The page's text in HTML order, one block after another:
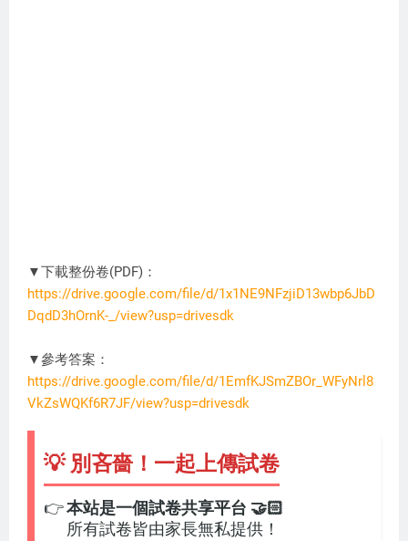
▼下載整份卷(PDF)：
https://drive.google.com/file/d/1x1NE9NFzjiD13wbp6JbD
DqdD3hOrnK-_/view?usp=drivesdk
▼參考答案：
https://drive.google.com/file/d/1EmfKJSmZBOr_WFyNrl8
VkZsWQKf6R7JF/view?usp=drivesdk
💡 別吝嗇！一起上傳試卷
本站是一個試卷共享平台 🤝🏻
👉
所有試卷皆由家長無私提供！